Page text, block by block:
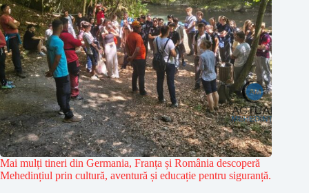
Mai mulți tineri din Germania, Franța și România descoperă
Mehedințiul prin cultură, aventură și educație pentru siguranță.